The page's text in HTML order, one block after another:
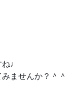
♩
ませんか？＾＾